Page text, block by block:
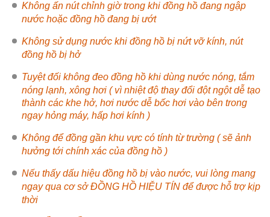
Không ấn nút chỉnh giờ trong khi đồng hồ đang ngập
nước hoặc đồng hồ đang bị ướt
Không sử dụng nước khi đồng hồ bị nứt vỡ kính, nút
đồng hồ bị hở
Tuyệt đối không đeo đồng hồ khi dùng nước nóng, tắm
nóng lạnh, xông hơi ( vì nhiệt độ thay đổi đột ngột dễ tạo
thành các khe hở, hơi nước dễ bốc hơi vào bên trong
ngay hỏng máy, hấp hơi kính )
Không để đồng gần khu vực có tính từ trường ( sẽ ảnh
hưởng tới chính xác của đồng hồ )
Nếu thấy dấu hiệu đồng hồ bị vào nước, vui lòng mang
ngay qua cơ sởĐỒNG HỒ HIỆU TÍN để được hỗ trợ kịp
thời